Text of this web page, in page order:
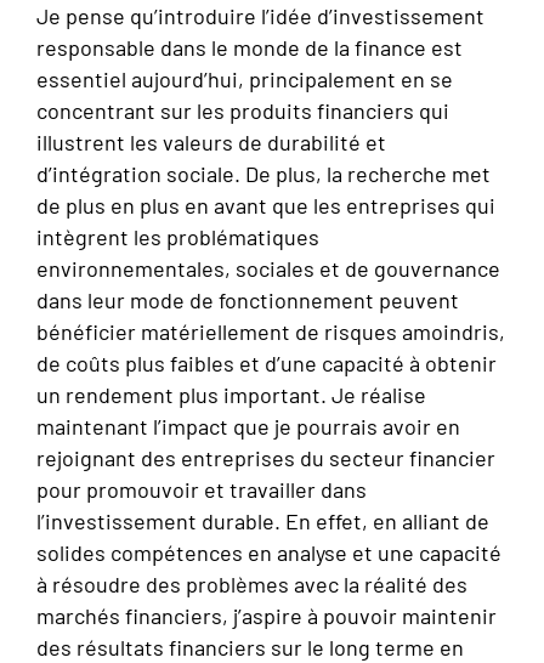
Je pense qu’introduire l’idée d’investissement
responsable dans le monde de la finance est
essentiel aujourd’hui, principalement en se
concentrant sur les produits financiers qui
illustrent les valeurs de durabilité et
d’intégration sociale. De plus, la recherche met
de plus en plus en avant que les entreprises qui
intègrent les problématiques
environnementales, sociales et de gouvernance
dans leur mode de fonctionnement peuvent
bénéficier matériellement de risques amoindris,
de coûts plus faibles et d’une capacité à obtenir
un rendement plus important. Je réalise
maintenant l’impact que je pourrais avoir en
rejoignant des entreprises du secteur financier
pour promouvoir et travailler dans
l’investissement durable. En effet, en alliant de
solides compétences en analyse et une capacité
à résoudre des problèmes avec la réalité des
marchés financiers, j’aspire à pouvoir maintenir
des résultats financiers sur le long terme en